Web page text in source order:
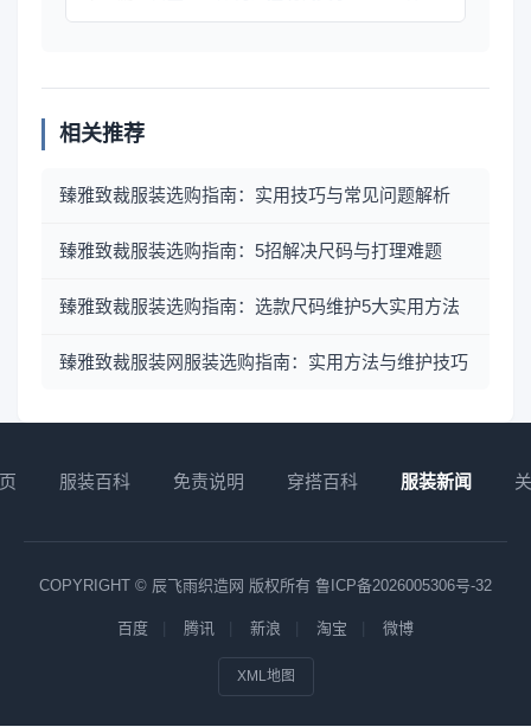
相关推荐
臻雅致裁服装选购指南：实用技巧与常见问题解析
臻雅致裁服装选购指南：5招解决尺码与打理难题
臻雅致裁服装选购指南：选款尺码维护5大实用方法
臻雅致裁服装网服装选购指南：实用方法与维护技巧
服装百科 免责说明 穿搭百科 服装新闻
COPYRIGHT © 辰飞雨织造网 版权所有 鲁ICP备2026005306号-32
百度 腾讯 新浪 淘宝 微博
XML地图